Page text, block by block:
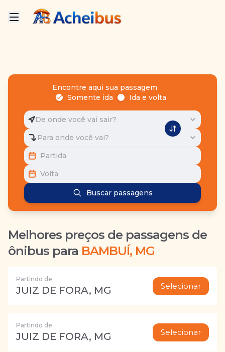
Encontre aqui sua passagem
Somente ida
Ida e volta
De onde você vai sair?
Para onde você vai?
Partida
Volta
Buscar passagens
Melhores preços de passagens de
ônibus para BAMBUÍ, MG
Partindo de
JUIZ DE FORA, MG Selecionar
Partindo de
JUIZ DE FORA, MG Selecionar